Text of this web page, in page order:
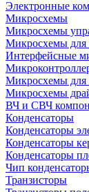
Электронные
Микросхемы
Микросхемы
Микросхемы для
Интерфейсные
Микросхемы
Микросхемы
ВЧ и СВЧ
Конденсаторы
Конденсаторы
Конденсаторы
Конденсаторы
Чип
Транзисторы